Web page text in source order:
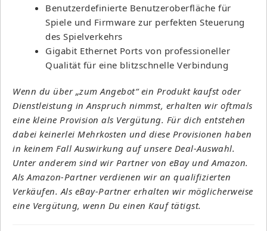
Benutzerdefinierte Benutzeroberfläche für
Spiele und Firmware zur perfekten Steuerung
des Spielverkehrs
Gigabit Ethernet Ports von professioneller
Qualität für eine blitzschnelle Verbindung
Wenn du über „zum Angebot“ ein Produkt kaufst oder
Dienstleistung in Anspruch nimmst, erhalten wir oftmals
eine kleine Provision als Vergütung. Für dich entstehen
dabei keinerlei Mehrkosten und diese Provisionen haben
in keinem Fall Auswirkung auf unsere Deal-Auswahl.
Unter anderem sind wir Partner von eBay und Amazon.
Als Amazon-Partner verdienen wir an qualifizierten
Verkäufen. Als eBay-Partner erhalten wir möglicherweise
eine Vergütung, wenn Du einen Kauf tätigst.